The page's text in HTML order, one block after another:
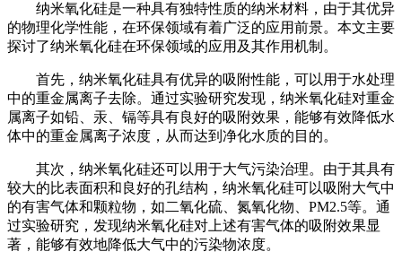
纳米氧化硅是一种具有独特性质的纳米材料，由于其优异
的物理化学性能，在环保领域有着广泛的应用前景。本文主要
探讨了纳米氧化硅在环保领域的应用及其作用机制。
首先，纳米氧化硅具有优异的吸附性能，可以用于水处理
中的重金属离子去除。通过实验研究发现，纳米氧化硅对重金
属离子如铅、汞、镉等具有良好的吸附效果，能够有效降低水
体中的重金属离子浓度，从而达到净化水质的目的。
其次，纳米氧化硅还可以用于大气污染治理。由于其具有
较大的比表面积和良好的孔结构，纳米氧化硅可以吸附大气中
的有害气体和颗粒物，如二氧化硫、氮氧化物、PM2.5等。通
过实验研究，发现纳米氧化硅对上述有害气体的吸附效果显
著，能够有效地降低大气中的污染物浓度。